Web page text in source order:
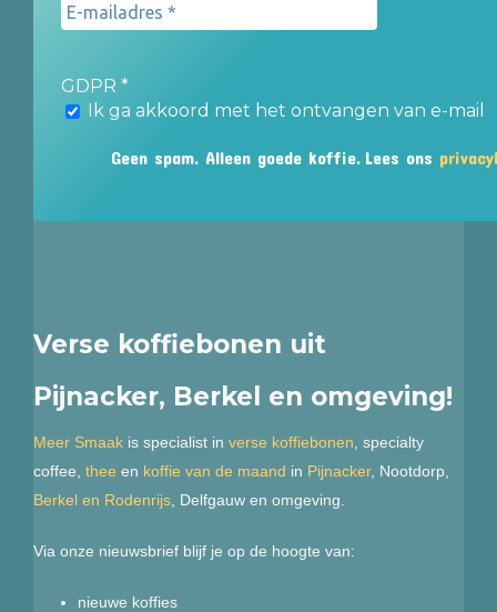
GDPR *
Ik ga akkoord met het ontvangen van e-mail
Geen spam. Alleen goede koffie. Lees ons
Verse koffiebonen uit
Pijnacker, Berkel en omgeving!
Meer Smaakis specialist in verse koffiebonen , specialty
coffee, thee en koffie van de maand in Pijnacker, Nootdorp,
Berkel en Rodenrijs, Delfgauw en omgeving.
Via onze nieuwsbrief blijf je op de hoogte van:
nieuwe koffies